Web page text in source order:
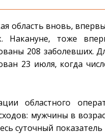
область вновь,
Накануне, тоже
208 заболевших.
23 июля, когда
областного
мужчины в
суточный